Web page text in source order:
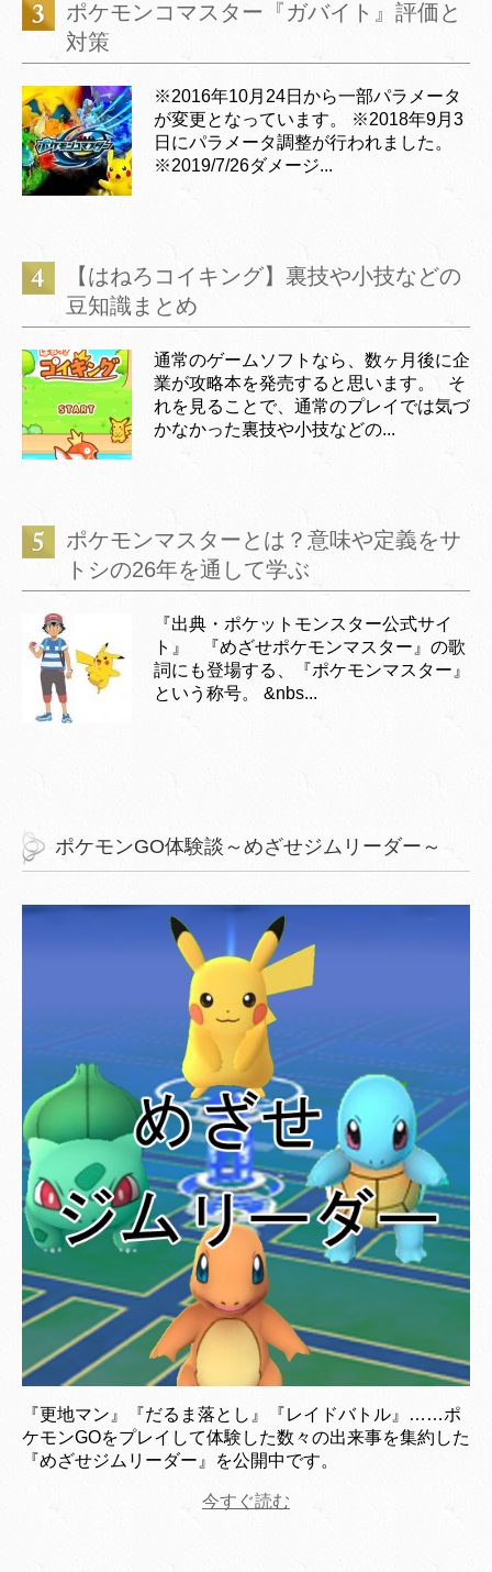
ポケモンコマスター『ガバイト』評価と
対策
※2016年10月24日から一部パラメータ
が変更となっています。 ※2018年9月3
日にパラメータ調整が行われました。
※2019/7/26ダメージ...
【はねろコイキング】裏技や小技などの
豆知識まとめ
通常のゲームソフトなら、数ヶ月後に企
業が攻略本を発売すると思います。 そ
れを見ることで、通常のプレイでは気づ
かなかった裏技や小技などの...
ポケモンマスターとは？意味や定義をサ
トシの26年を通して学ぶ
『出典・ポケットモンスター公式サイ
ト』 『めざせポケモンマスター』の歌
詞にも登場する、『ポケモンマスター』
という称号。 &nbs...
ポケモンGO体験談～めざせジムリーダー～
『更地マン』『だるま落とし』『レイドバトル』……ポ
ケモンGOをプレイして体験した数々の出来事を集約した
『めざせジムリーダー』を公開中です。
今すぐ読む